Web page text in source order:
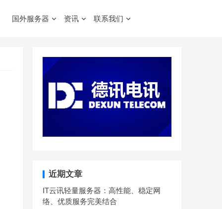
国外服务器 资讯 联系我们
近期文章
IT云讯轻量服务器：高性能、稳定网
络、优质服务完美结合